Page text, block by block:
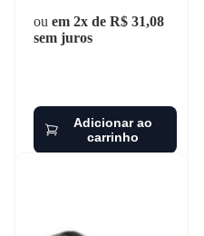
ou em 2x de R$ 31,08
sem juros
Adicionar ao
carrinho